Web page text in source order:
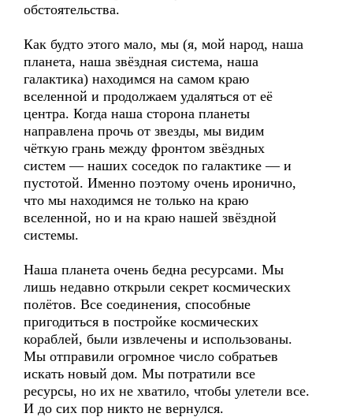
обстоятельства.
Как будто этого мало, мы (я, мой народ, наша
планета, наша звёздная система, наша
галактика) находимся на самом краю
вселенной и продолжаем удаляться от её
центра. Когда наша сторона планеты
направлена прочь от звезды, мы видим
чёткую грань между фронтом звёздных
систем — наших соседок по галактике — и
пустотой. Именно поэтому очень иронично,
что мы находимся не только на краю
вселенной, но и на краю нашей звёздной
системы.
Наша планета очень бедна ресурсами. Мы
лишь недавно открыли секрет космических
полётов. Все соединения, способные
пригодиться в постройке космических
кораблей, были извлечены и использованы.
Мы отправили огромное число собратьев
искать новый дом. Мы потратили все
ресурсы, но их не хватило, чтобы улетели все.
И до сих пор никто не вернулся.